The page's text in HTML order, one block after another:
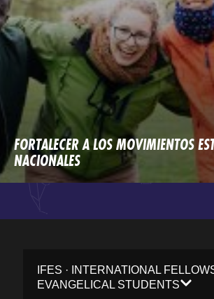
FORTALECER A LOS MOVIMIENTOS
NACIONALES
IFES · INTERNATIONAL
EVANGELICAL STUDENTS